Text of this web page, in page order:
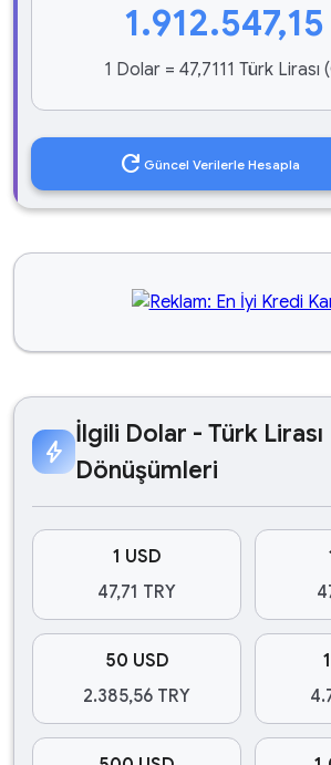
1.912.547,15
1 Dolar = 47,7111 Türk Lirası
refresh Güncel Verilerle Hesapla
bolt
İlgili Dolar - Türk Lirası
Dönüşümleri
1 USD
47,71 TRY
50 USD
2.385,56 TRY